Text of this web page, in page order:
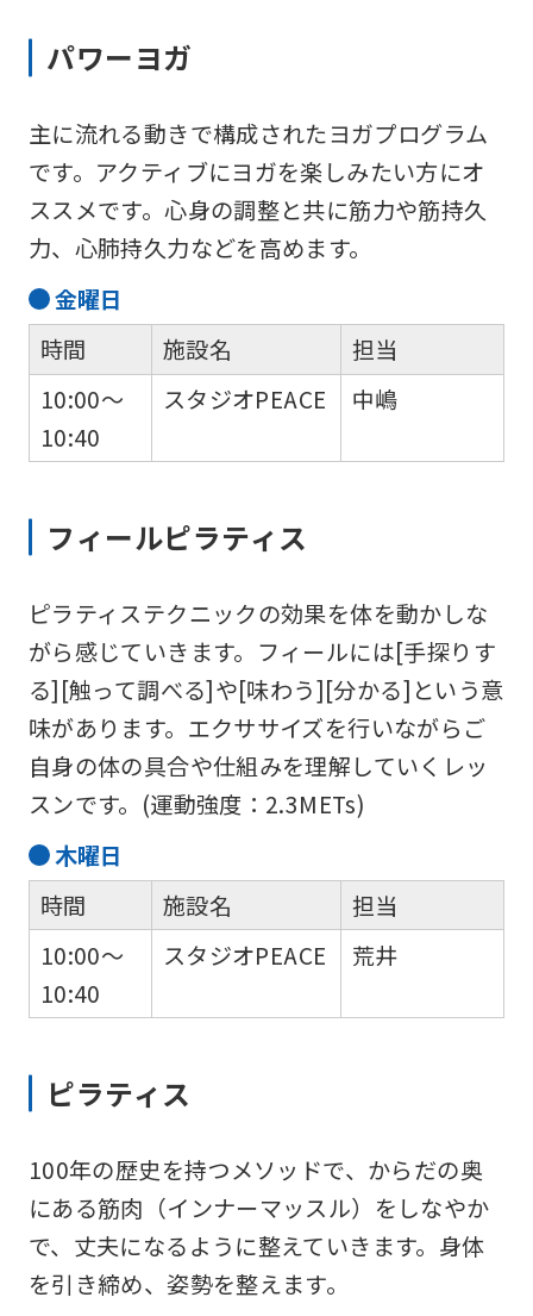
パワーヨガ
主に流れる動きで構成されたヨガプログラム
です。アクティブにヨガを楽しみたい方にオ
ススメです。心身の調整と共に筋力や筋持久
力、心肺持久力などを高めます。
金曜日
時間
10:00～
10:40
施設名
スタジオPEACE
担当
中嶋
フィールピラティス
ピラティステクニックの効果を体を動かしな
がら感じていきます。フィールには[手探りす
る][触って調べる]や[味わう][分かる]という意
味があります。エクササイズを行いながらご
自身の体の具合や仕組みを理解していくレッ
スンです。(運動強度：2.3METs)
木曜日
時間
10:00～
10:40
施設名
スタジオPEACE
担当
荒井
ピラティス
100年の歴史を持つメソッドで、からだの奥
にある筋肉（インナーマッスル）をしなやか
で、丈夫になるように整えていきます。身体
を引き締め、姿勢を整えます。